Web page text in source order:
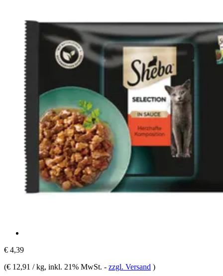
€ 4,39
(€ 12,91 / kg, inkl. 21% MwSt. - zzgl. Versand )